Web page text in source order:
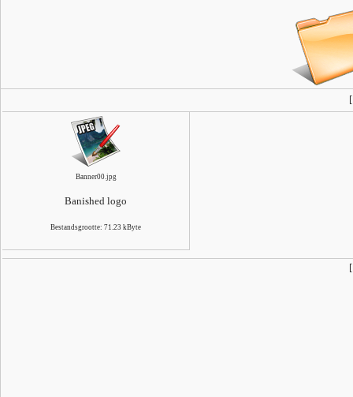
Banner00.jpg
Banished logo
Bestandsgrootte: 71.23 kByte